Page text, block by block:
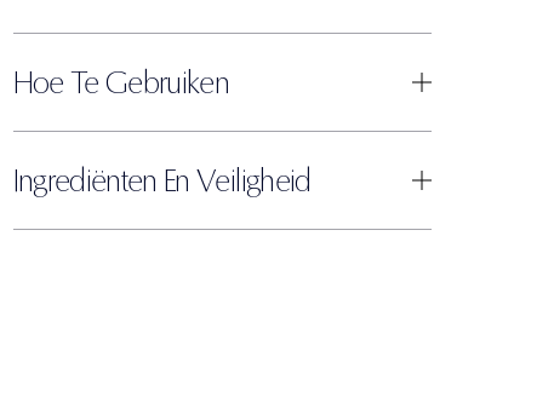
Hoe Te Gebruiken
Ingrediënten En Veiligheid